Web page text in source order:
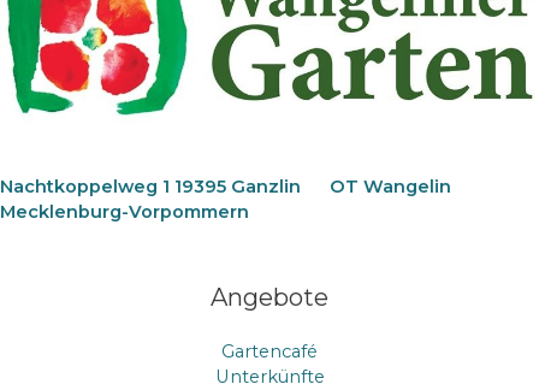
Nachtkoppelweg 1 19395 Ganzlin OT Wangelin
Mecklenburg-Vorpommern
Angebote
Gartencafé
Unterkünfte